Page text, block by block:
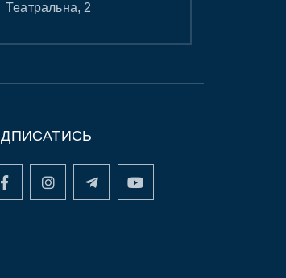
Театральна, 2